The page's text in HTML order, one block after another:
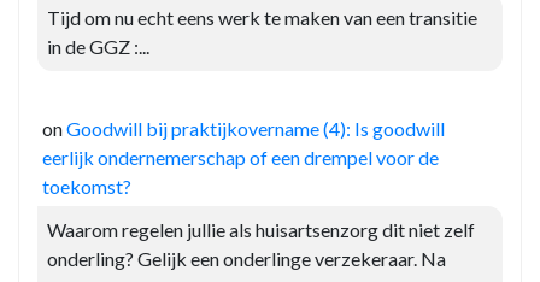
Tijd om nu echt eens werk te maken van een transitie
in de GGZ :...
onGoodwill bij praktijkovername (4): Is goodwill
eerlijk ondernemerschap of een drempel voor de
toekomst?
Waarom regelen jullie als huisartsenzorg dit niet zelf
onderling? Gelijk een onderlinge verzekeraar. Na